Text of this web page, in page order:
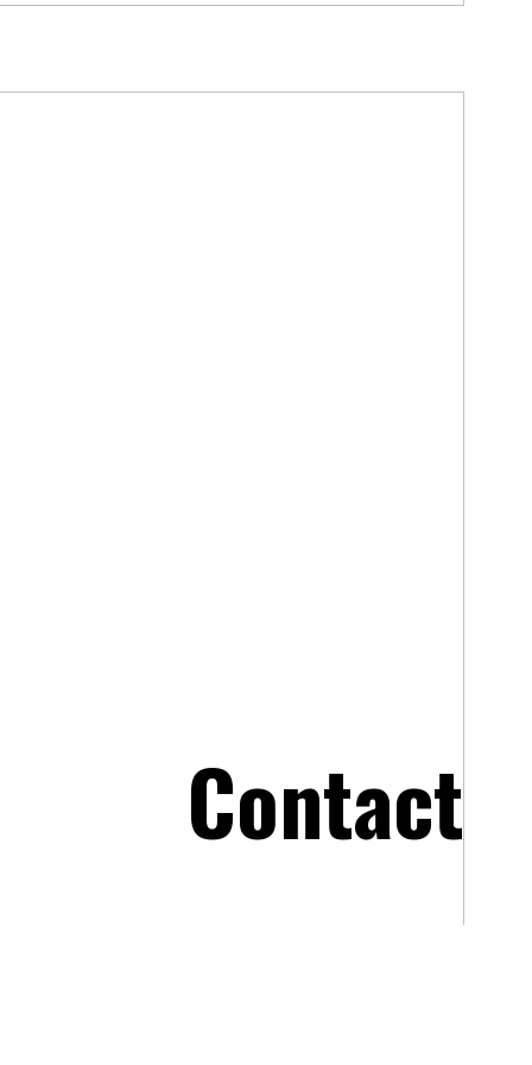
Contact